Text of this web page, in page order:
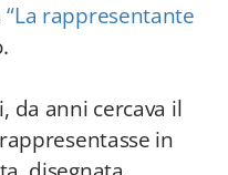
“La rappresentante
da anni cercava il
in